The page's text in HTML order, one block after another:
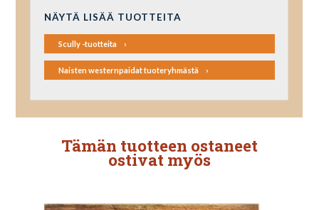
NÄYTÄ LISÄÄ TUOTTEITA
Scully -tuotteita
Naisten westernpaidat tuoteryhmästä
Tämän tuotteen ostaneet
ostivat myös